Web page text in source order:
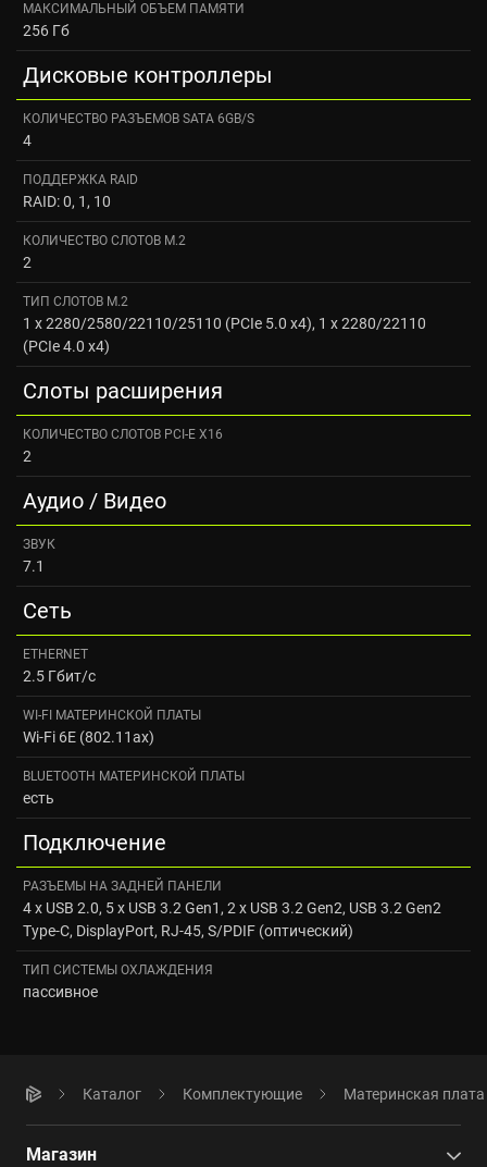
МАКСИМАЛЬНЫЙ ОБЪЕМ ПАМЯТИ
256 Гб
Дисковые контроллеры
КОЛИЧЕСТВО РАЗЪЕМОВ SATA 6GB/S
4
ПОДДЕРЖКА RAID
RAID: 0, 1, 10
КОЛИЧЕСТВО СЛОТОВ M.2
2
ТИП СЛОТОВ M.2
1 x 2280/2580/22110/25110 (PCIe 5.0 x4), 1 x 2280/22110
(PCIe 4.0 x4)
Слоты расширения
КОЛИЧЕСТВО СЛОТОВ PCI-E X16
2
Аудио / Видео
ЗВУК
7.1
Сеть
ETHERNET
2.5 Гбит/с
WI-FI МАТЕРИНСКОЙ ПЛАТЫ
Wi-Fi 6E (802.11ax)
BLUETOOTH МАТЕРИНСКОЙ ПЛАТЫ
есть
Подключение
РАЗЪЕМЫ НА ЗАДНЕЙ ПАНЕЛИ
4 x USB 2.0, 5 x USB 3.2 Gen1, 2 x USB 3.2 Gen2, USB 3.2 Gen2
Type-C, DisplayPort, RJ-45, S/PDIF (оптический)
ТИП СИСТЕМЫ ОХЛАЖДЕНИЯ
пассивное
Каталог Комплектующие Материнская плата
Магазин